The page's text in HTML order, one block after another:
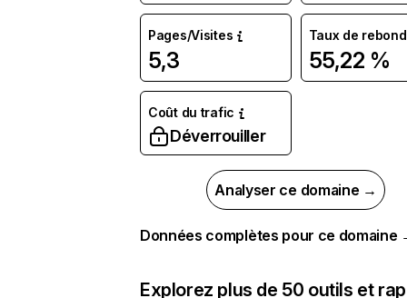
Pages/Visites
5,3
Taux de rebond
55,22 %
Coût du trafic
Déverrouiller
Analyser ce domaine →
Données complètes pour ce domaine
Explorez plus de 50 outils et